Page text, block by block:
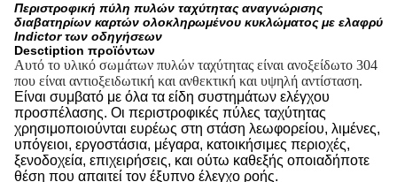
Περιστροφική πύλη πυλών ταχύτητας αναγνώρισης
διαβατηρίων καρτών ολοκληρωμένου κυκλώματος με ελαφρύ
Indictor των οδηγήσεων
Desctiption προϊόντων
Αυτό το υλικό σωμάτων πυλών ταχύτητας είναι ανοξείδωτο 304
που είναι αντιοξειδωτική και ανθεκτική και υψηλή αντίσταση.
Είναι συμβατό με όλα τα είδη συστημάτων ελέγχου
προσπέλασης. Οι περιστροφικές πύλες ταχύτητας
χρησιμοποιούνται ευρέως στη στάση λεωφορείου, λιμένες,
υπόγειοι, εργοστάσια, μέγαρα, κατοικήσιμες περιοχές,
ξενοδοχεία, επιχειρήσεις, και ούτω καθεξής οποιαδήποτε
θέση που απαιτεί τον έξυπνο έλεγχο ροής.